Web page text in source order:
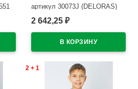
артикул 30073J (DELORAS)
размер цвет серый
2 642,25 ₽
2 + 1